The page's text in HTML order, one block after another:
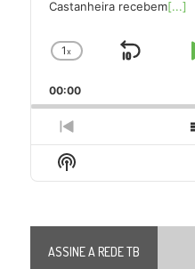
Castanheira recebem[...]
Change
Rate
1x
Skip
00:00
Previous
Episode
Show
Podcast
ASSINE A REDE TB